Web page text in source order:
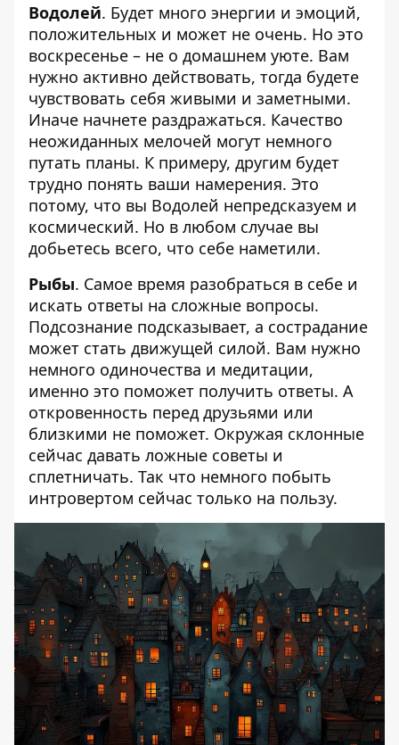
Водолей. Будет много энергии и эмоций,
положительных и может не очень. Но это
воскресенье – не о домашнем уюте. Вам
нужно активно действовать, тогда будете
чувствовать себя живыми и заметными.
Иначе начнете раздражаться. Качество
неожиданных мелочей могут немного
путать планы. К примеру, другим будет
трудно понять ваши намерения. Это
потому, что вы Водолей непредсказуем и
космический. Но в любом случае вы
добьетесь всего, что себе наметили.
Рыбы. Самое время разобраться в себе и
искать ответы на сложные вопросы.
Подсознание подсказывает, а сострадание
может стать движущей силой. Вам нужно
немного одиночества и медитации,
именно это поможет получить ответы. А
откровенность перед друзьями или
близкими не поможет. Окружая склонные
сейчас давать ложные советы и
сплетничать. Так что немного побыть
интровертом сейчас только на пользу.